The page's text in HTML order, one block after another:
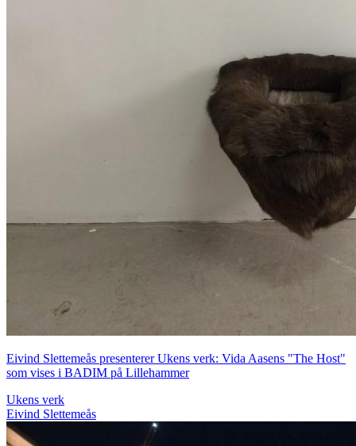
Eivind Slettemeås presenterer Ukens verk: Vida Aasens "The Host"
som vises i BADIM på Lillehammer
Ukens verk
Eivind Slettemeås